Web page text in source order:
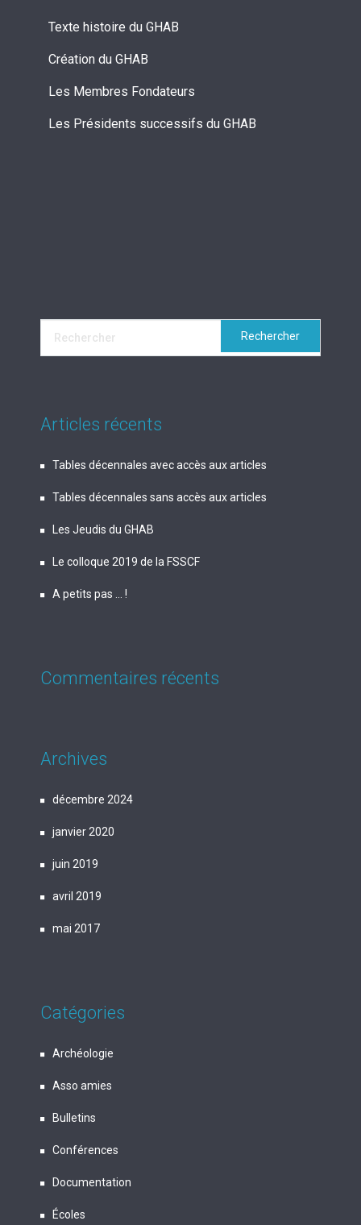
Texte histoire du GHAB
Création du GHAB
Les Membres Fondateurs
Les Présidents successifs du GHAB
Articles récents
Tables décennales avec accès aux articles
Tables décennales sans accès aux articles
Les Jeudis du GHAB
Le colloque 2019 de la FSSCF
A petits pas … !
Commentaires récents
Archives
décembre 2024
janvier 2020
juin 2019
avril 2019
mai 2017
Catégories
Archéologie
Asso amies
Bulletins
Conférences
Documentation
Écoles